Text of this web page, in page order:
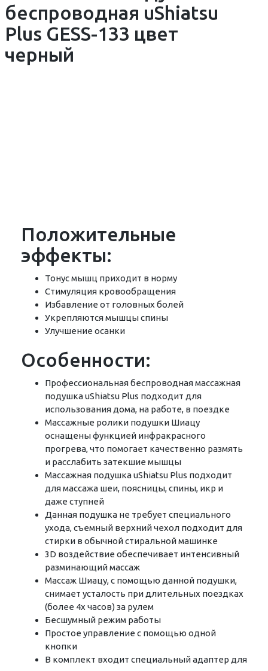
Положительные
эффекты:
Тонус мышц приходит в норму
Стимуляция кровообращения
Избавление от головных болей
Укрепляются мышцы спины
Улучшение осанки
Особенности:
Профессиональная беспроводная массажная
подушка uShiatsu Plus подходит для
использования дома, на работе, в поездке
Массажные ролики подушки Шиацу
оснащены функцией инфракрасного
прогрева, что помогает качественно размять
и расслабить затекшие мышцы
Массажная подушка uShiatsu Plus подходит
для массажа шеи, поясницы, спины, икр и
даже ступней
Данная подушка не требует специального
ухода, съемный верхний чехол подходит для
стирки в обычной стиральной машинке
3D воздействие обеспечивает интенсивный
разминающий массаж
Массаж Шиацу, с помощью данной подушки,
снимает усталость при длительных поездках
(более 4х часов) за рулем
Бесшумный режим работы
Простое управление с помощью одной
кнопки
В комплект входит специальный адаптер для